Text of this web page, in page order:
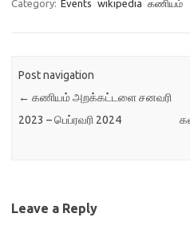
Category: Events wikipedia கணியம்
Post navigation
← கணியம் அறக்கட்டளை சனவரி
2023 – பெப்ரவரி 2024
Leave a Reply